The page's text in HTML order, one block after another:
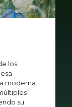
los
moderna
su